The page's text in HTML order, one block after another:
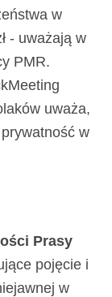
w
- uważają w
PMR.
uważa,
w
Prasy
pojęcie i
w